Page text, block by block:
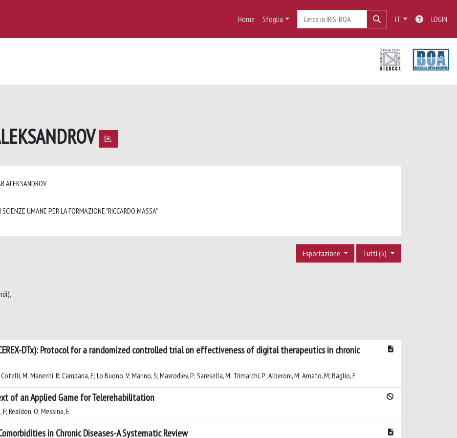
Home Sfoglia IT LOGIN
ALEKSANDROV
UMANE PER LA FORMAZIONE "RICCARDO MASSA"
Tutti (5)
Esportazione
DTx): Protocol for a randomized controlled trial on effectiveness of digital therapeutics in chronic
M; Manenti, R; Campana, E; Lo Buono, V; Marino, S; Mavrodiev, P; Saresella, M; Trimarchi, P; Alberoni, M; Amato, M; Baglio, F
of an Applied Game for Telerehabilitation
Realdon, O; Messina, E
in Chronic Diseases-A Systematic Review